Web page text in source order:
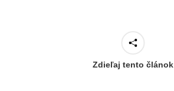
Zdieľaj tento článok